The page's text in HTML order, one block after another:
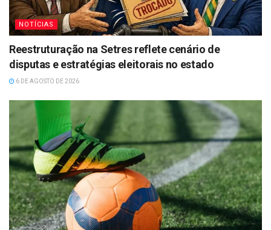
NOTÍCIAS
Reestruturação na Setres reflete cenário de
disputas e estratégias eleitorais no estado
6 DE AGOSTO DE 2026